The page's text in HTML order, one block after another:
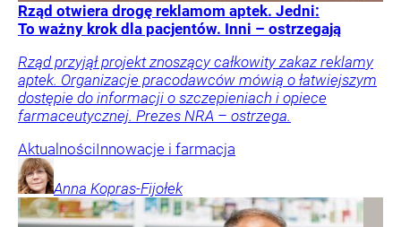
Rząd otwiera drogę reklamom aptek. Jedni:
To ważny krok dla pacjentów. Inni – ostrzegają
Rząd przyjął projekt znoszący całkowity zakaz reklamy
aptek. Organizacje pracodawców mówią o łatwiejszym
dostępie do informacji o szczepieniach i opiece
farmaceutycznej. Prezes NRA – ostrzega.
AktualnościInnowacje i farmacja
Anna Kopras-Fijołek